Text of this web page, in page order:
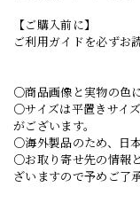
【ご購入前に】
ご利用ガイドを必ずお
○商品画像と実物の色
○サイズは平置きサイ
がございます。
○海外製品のため、日
○お取り寄せ先の情報
ざいますので予めご了